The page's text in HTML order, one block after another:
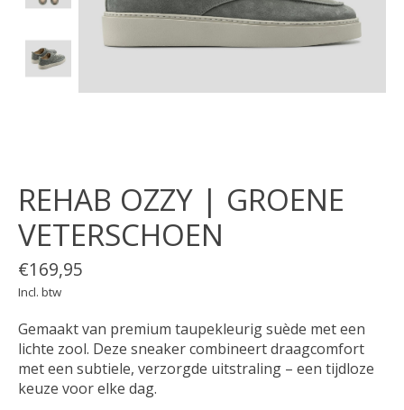
REHAB OZZY | GROENE
VETERSCHOEN
€169,95
Incl. btw
Gemaakt van premium taupekleurig suède met een
lichte zool. Deze sneaker combineert draagcomfort
met een subtiele, verzorgde uitstraling – een tijdloze
keuze voor elke dag.